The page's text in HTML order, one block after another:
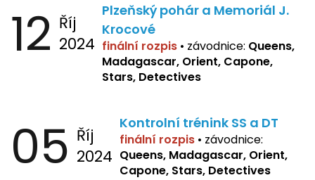
12 Říj
2024
Plzeňský pohár a Memoriál J.
Krocové
finální rozpis • závodnice: Queens,
Madagascar, Orient, Capone,
Stars, Detectives
05 Říj
2024
Kontrolní trénink SS a DT
finální rozpis • závodnice:
Queens, Madagascar, Orient,
Capone, Stars, Detectives